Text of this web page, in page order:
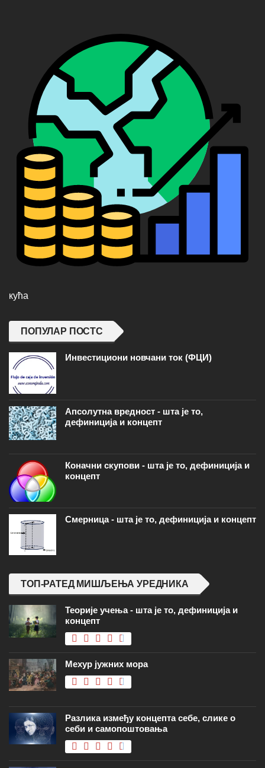
кућа
ПОПУЛАР ПОСТС
Инвестициони новчани ток (ФЦИ)
Апсолутна вредност - шта је то,
дефиниција и концепт
Коначни скупови - шта је то, дефиниција и
концепт
Смерница - шта је то, дефиниција и концепт
ТОП-РАТЕД МИШЉЕЊА УРЕДНИКА
Теорије учења - шта је то, дефиниција и
концепт
Мехур јужних мора
Разлика између концепта себе, слике о
себи и самопоштовања